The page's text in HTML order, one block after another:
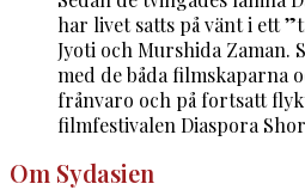
har livet satts på vänt i ett
Jyoti och Murshida Zaman.
med de båda filmskaparna
frånvaro och på fortsatt
filmfestivalen Diaspora
Om Sydasien